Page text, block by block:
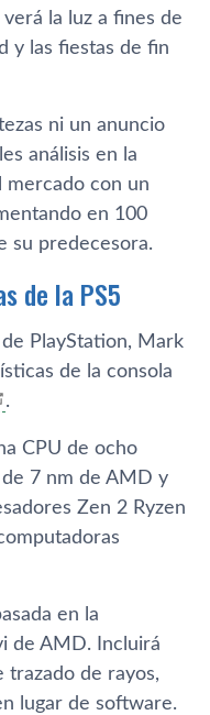
la luz a fines de
y las fiestas de fin
ni un anuncio
análisis en la
mercado con un
en 100
su predecesora.
de la PS5
PlayStation, Mark
de la consola
.
CPU de ocho
7 nm de AMD y
Zen 2 Ryzen
en la
de AMD. Incluirá
trazado de rayos,
lugar de software.